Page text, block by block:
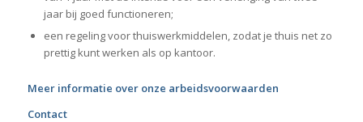
jaar bij goed functioneren;
een regeling voor thuiswerkmiddelen, zodat je thuis net zo
prettig kunt werken als op kantoor.
Meer informatie over onze arbeidsvoorwaarden
Contact